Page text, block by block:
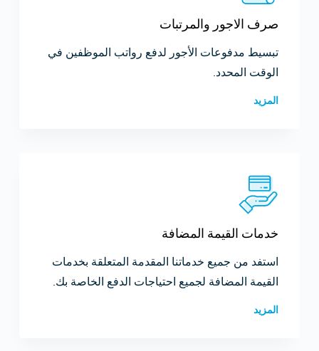
صرف الاجور والمرتبات
تبسيط مدفوعات الأجور لدفع رواتب الموظفين في
الوقت المحدد.
المزيد
خدمات القيمة المضافة
استفد من جميع خدماتنا المقدمة المتعلقة بخدمات
القيمة المضافة لجميع احتياجات الدفع الخاصة بك.
المزيد